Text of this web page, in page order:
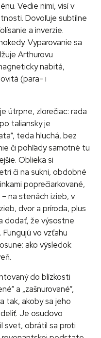
Vedie nimi, visí v
Dovoľuje subtílne
a inverzie.
Vyparovanie sa
Arthurovu
nabitá,
(para- i
útrpne, zlorečiac: rada
taliansky je
teda hluchá, bez
či pohľady samotné tu
Oblieka si
či na sukni, obdobné
poprečiarkované,
na stenách izieb, v
dvor a príroda, plus
dodať, že výsostne
vo vzťahu
ako výsledok
do blízkosti
a „zašnurované“,
tak, akoby sa jeho
Je osudovo
svet, obrátil sa proti